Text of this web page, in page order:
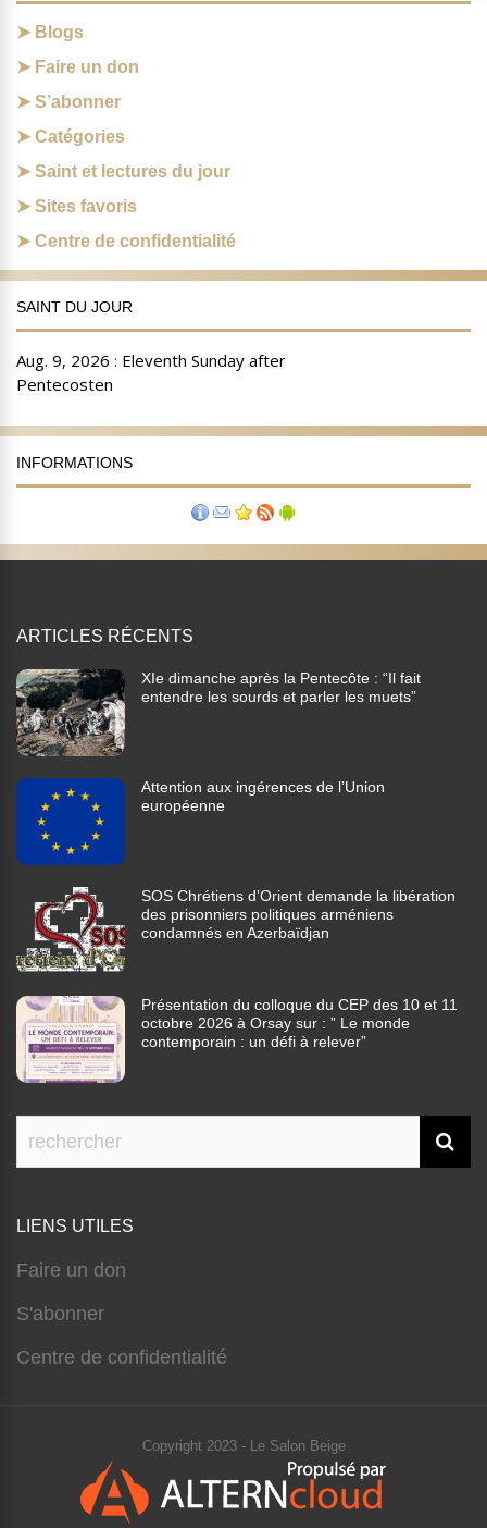
Blogs
Faire un don
S’abonner
Catégories
Saint et lectures du jour
Sites favoris
Centre de confidentialité
SAINT DU JOUR
INFORMATIONS
ARTICLES RÉCENTS
XIe dimanche après la Pentecôte : “Il fait
entendre les sourds et parler les muets”
Attention aux ingérences de l’Union
européenne
SOS Chrétiens d’Orient demande la libération
des prisonniers politiques arméniens
condamnés en Azerbaïdjan
Présentation du colloque du CEP des 10 et 11
octobre 2026 à Orsay sur : ” Le monde
contemporain : un défi à relever”
LIENS UTILES
Faire un don
S'abonner
Centre de confidentialité
Copyright 2023 - Le Salon Beige